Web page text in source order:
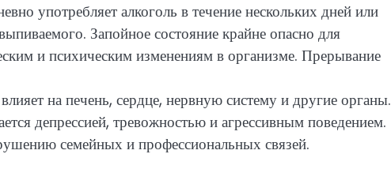
употребляет алкоголь в течение нескольких дней или
Запойное состояние крайне опасно для
и психическим изменениям в организме. Прерывание
на печень, сердце, нервную систему и другие органы.
депрессией, тревожностью и агрессивным поведением.
семейных и профессиональных связей.